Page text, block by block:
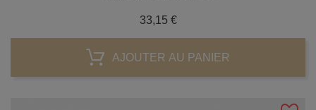
33,15 €Prix
AJOUTER AU PANIER